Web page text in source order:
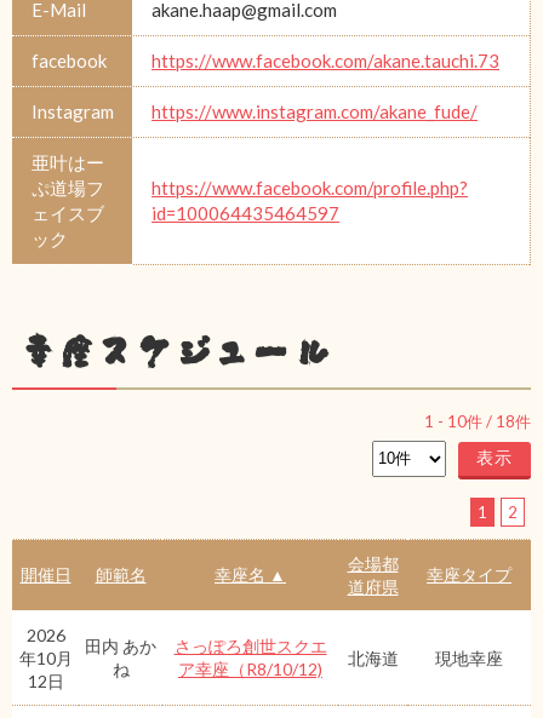
E-Mail akane.haap@gmail.com
facebook https://www.facebook.com/akane.tauchi.73
Instagram https://www.instagram.com/akane_fude/
亜叶はー
ぷ道場フ
ェイスブ
ック
https://www.facebook.com/profile.php?
id=100064435464597
幸座スケジュール
1 - 10件 / 18件
1 2
開催日 師範名 幸座名 ▲
会場都
道府県
幸座タイプ
2026
年10月
12日
田内 あか
ね
さっぽろ創世スクエ
ア幸座（R8/10/12)
北海道 現地幸座